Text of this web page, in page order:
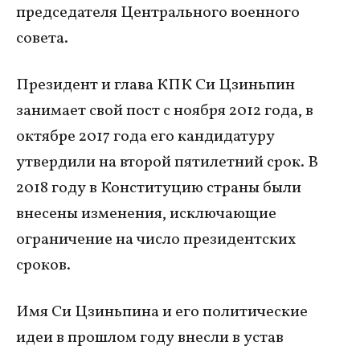
председателя Центрального военного
совета.
Президент и глава КПК Си Цзиньпин
занимает свой пост с ноября 2012 года, в
октябре 2017 года его кандидатуру
утвердили на второй пятилетний срок. В
2018 году в Конституцию страны были
внесены изменения, исключающие
ограничение на число президентских
сроков.
Имя Си Цзиньпина и его политические
идеи в прошлом году внесли в устав